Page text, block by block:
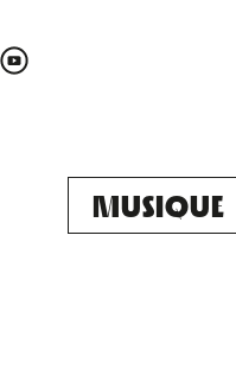
MUSIQUE